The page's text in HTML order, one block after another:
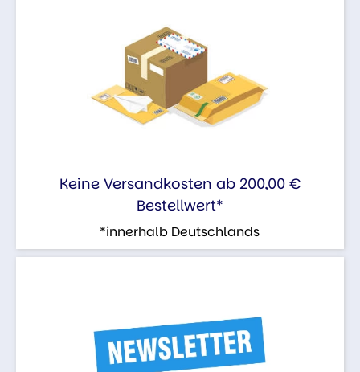
Keine Versandkosten ab 200,00 €
Bestellwert*
*innerhalb Deutschlands